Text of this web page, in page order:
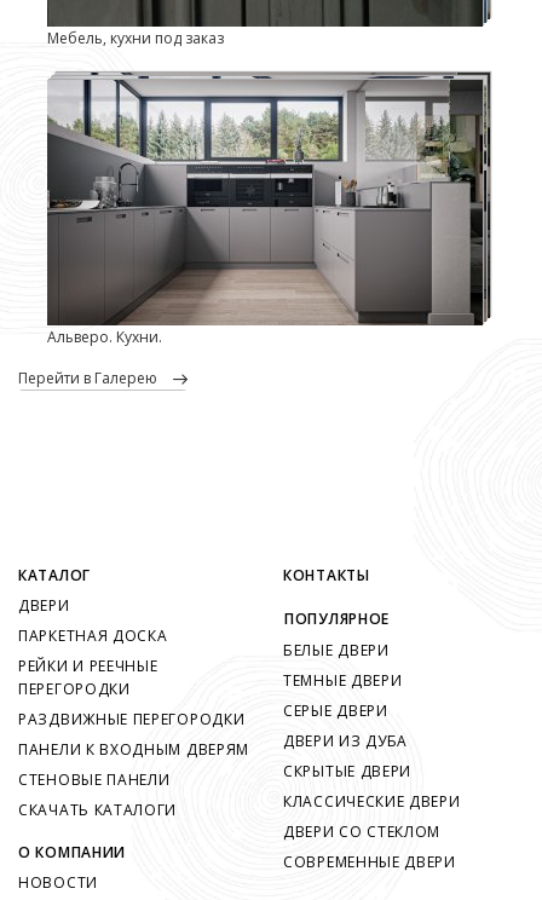
Мебель, кухни под заказ
Альверо. Кухни.
перейти в Галерею
КАТАЛОГ
ДВЕРИ
ПАРКЕТНАЯ ДОСКА
РЕЙКИ И РЕЕЧНЫЕ
ПЕРЕГОРОДКИ
РАЗДВИЖНЫЕ ПЕРЕГОРОДКИ
ПАНЕЛИ К ВХОДНЫМ ДВЕРЯМ
СТЕНОВЫЕ ПАНЕЛИ
СКАЧАТЬ КАТАЛОГИ
О КОМПАНИИ
НОВОСТИ
КОНТАКТЫ
ПОПУЛЯРНОЕ
БЕЛЫЕ ДВЕРИ
ТЕМНЫЕ ДВЕРИ
СЕРЫЕ ДВЕРИ
ДВЕРИ ИЗ ДУБА
СКРЫТЫЕ ДВЕРИ
КЛАССИЧЕСКИЕ ДВЕРИ
ДВЕРИ СО СТЕКЛОМ
СОВРЕМЕННЫЕ ДВЕРИ